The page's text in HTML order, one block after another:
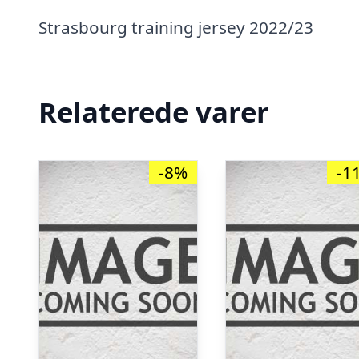
Strasbourg training jersey 2022/23
Relaterede varer
-8% -